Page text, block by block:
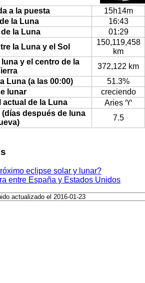
a la puesta
15h14m
la Luna
16:43
de la Luna
01:29
la Luna y el Sol
150,119,458
km
y el centro de la
372,122 km
Luna (a las 00:00)
51.3%
lunar
creciendo
de la Luna
Aries ♈
(días después de luna
7.5
eclipse solar y lunar?
entre España y Estados Unidos
actualizado el 2016-01-23